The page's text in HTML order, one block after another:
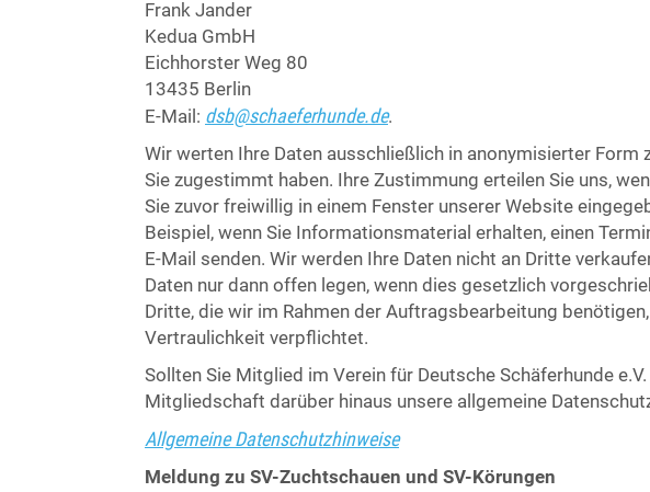
Frank Jander
Kedua GmbH
Eichhorster Weg 80
13435 Berlin
E-Mail: dsb@schaeferhunde.de.
Wir werten Ihre Daten ausschließlich in anonymisierter Form
Sie zugestimmt haben. Ihre Zustimmung erteilen Sie uns,
Sie zuvor freiwillig in einem Fenster unserer Website
Beispiel, wenn Sie Informationsmaterial erhalten, einen
E-Mail senden. Wir werden Ihre Daten nicht an Dritte
Daten nur dann offen legen, wenn dies gesetzlich
Dritte, die wir im Rahmen der Auftragsbearbeitung
Vertraulichkeit verpflichtet.
Sollten Sie Mitglied im Verein für Deutsche Schäferhunde
Mitgliedschaft darüber hinaus unsere allgemeine
Allgemeine Datenschutzhinweise
Meldung zu SV-Zuchtschauen und SV-Körungen